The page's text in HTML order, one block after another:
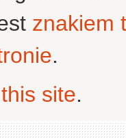
znakiem
.
site.